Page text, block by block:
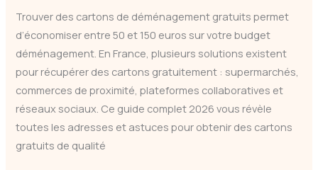
Trouver des cartons de déménagement gratuits permet
d’économiser entre 50 et 150 euros sur votre budget
déménagement. En France, plusieurs solutions existent
pour récupérer des cartons gratuitement : supermarchés,
commerces de proximité, plateformes collaboratives et
réseaux sociaux. Ce guide complet 2026 vous révèle
toutes les adresses et astuces pour obtenir des cartons
gratuits de qualité